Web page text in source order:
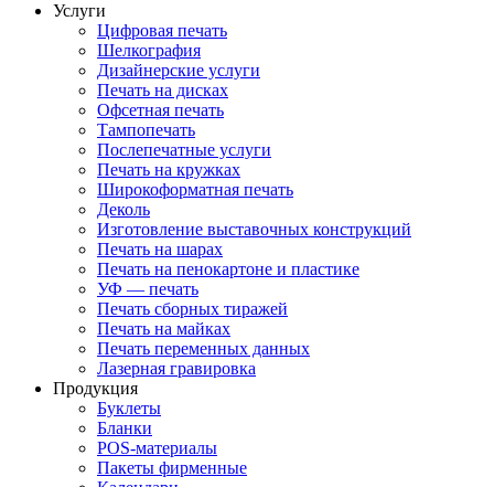
Услуги
Цифровая печать
Шелкография
Дизайнерские услуги
Печать на дисках
Офсетная печать
Тампопечать
Послепечатные услуги
Печать на кружках
Широкоформатная печать
Деколь
Изготовление выставочных конструкций
Печать на шарах
Печать на пенокартоне и пластике
УФ — печать
Печать сборных тиражей
Печать на майках
Печать переменных данных
Лазерная гравировка
Продукция
Буклеты
Бланки
POS-материалы
Пакеты фирменные